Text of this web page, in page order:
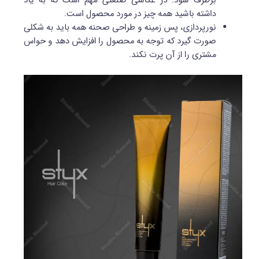
داشته باشید همه چیز در مورد محصول است.
نورپردازی، پس زمینه و طراحی صحنه همه باید به شکلی
صورت گیرد که توجه به محصول را افزایش دهد و حواس
مشتری را از آن پرت نکند.